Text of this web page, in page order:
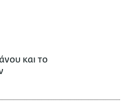
και το